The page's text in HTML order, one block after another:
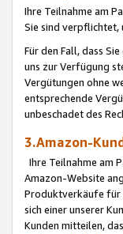
Ihre Teilnahme am
Sie sind verpflichtet,
Für den Fall, dass
uns zur Verfügung
Vergütungen ohne
entsprechende
unbeschadet des
3.Amazon-
Ihre Teilnahme am
Amazon-Website
Produktverkäufe für
sich einer unserer
Kunden mitteilen,